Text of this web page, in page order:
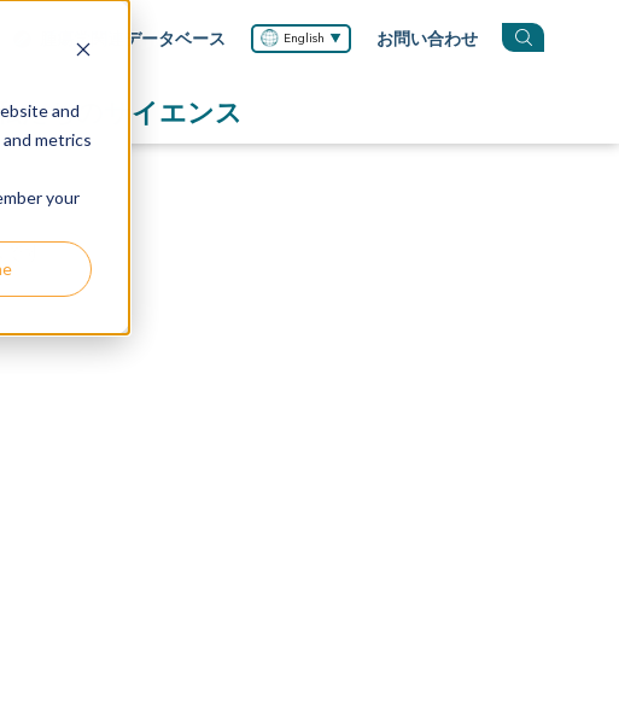
and
metrics
your
お問い合わせ
腫瘍学関連データベース English
たちのサイエンス
す